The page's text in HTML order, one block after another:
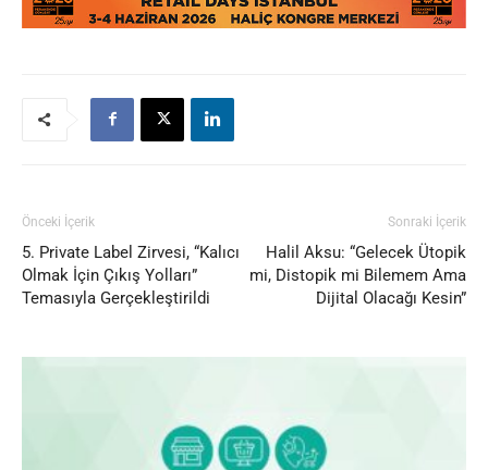
Önceki İçerik
5. Private Label Zirvesi, “Kalıcı
Olmak İçin Çıkış Yolları”
Temasıyla Gerçekleştirildi
Sonraki İçerik
Halil Aksu: “Gelecek Ütopik
mi, Distopik mi Bilemem Ama
Dijital Olacağı Kesin”